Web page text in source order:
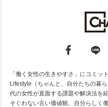
「働く女性の生きやすさ」にコミ
Lifestyle（ちゃんと、自分たちの暮
代の女性が直面する課題や解決法を
そぐわない古い価値観、自分らしく